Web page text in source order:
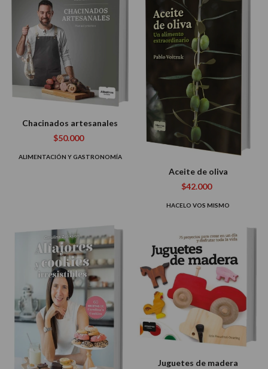
Chacinados artesanales
$50.000
ALIMENTACIÓN Y GASTRONOMÍA
Aceite de oliva
$42.000
HACELO VOS MISMO
Juguetes de madera